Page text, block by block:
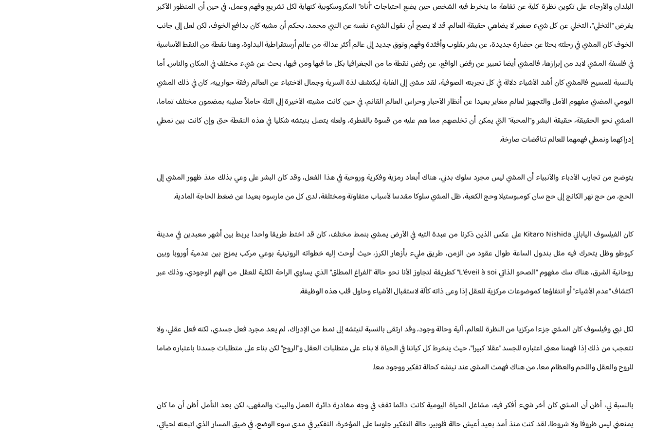
البلدان والأرجاء على تكوين نظرة كلية عن تفاهة ما ينخرط فيه الشخص حين يضع احتياجات "أناه" المكروسكوبية كنهاية لكل تشريع وفهم وعمل، في حين أن المنظور الأكبر
يفرض "التخلي"، التخلي عن كل شيء صغير لا يضاهي حقيقة العالم. قد لا يصح أن نقول الشيء نفسه عن النبي محمد، بحكم أن مشيه كان بدافع الخوف، لكن لعل إلى جانب
الخوف كان المشي في رحلته بحثا عن حضارة جديدة، عن بشر بقلوب وأفئدة وفهم وتوق جديد إلى عالم أكثر عدالة من عالم أرستقراطية البداوة، وهنا نقطة من النقط الأساسية
في فلسفة المشي لابد من إبرازها، فالمشي أيضا تعبير عن رفض الواقع، عن رفض نقطة ما من الجغرافيا بكل ما فيها ومن فيها، بحث عن شيء مختلف في المكان والناس. أما
بالنسبة للمسيح فالمشي كان أشد الأشياء دلالة في كل تجربته الصوفية، لقد مشى إلى الغابة ليكتشف لذة السرية وجمال الاختباء عن العالم رفقة حوارييه، كان في ذلك المشي
اليومي المضني مفهوم الأمل والتجهيز لعالم مغاير بعيدا عن أنظار الأحبار وحراس العالم القائم، في حين كانت مشيته الأخيرة إلى التلة حاملاً صليبه بمضمون مختلف تماما،
المشي نحو الحقيقة، حقيقة البشر و"المحبة" التي يمكن أن تخلصهم مما هم عليه من قسوة بالفطرة، ولعله يتصل بنيتشه شكليا في هذه النقطة حتى وإن كانت بين نمطي
إدراكهما ونمطي فهمهما للعالم تناقضات صارخة.
يتوضح من تجارب الأدباء والأنبياء أن المشي ليس مجرد سلوك بدني، هناك أبعاد رمزية وفكرية وروحية في هذا الفعل، وقد كان البشر على وعي بذلك منذ ظهور المشي إلى
الحج، من حج نهر الكانج إلى حج سان كومبوستيلا وحج الكعبة، ظل المشي سلوكا مقدسا لأسباب متفاوتة ومختلفة، لدى كل من مارسوه بعيدا عن ضغط الحاجة المادية.
كان الفيلسوف الياباني Kitaro Nishida على عكس الذين ذكرنا من عبدة التيه في الأرض يمشي بنمط مختلف، كان قد اختط طريقا واحدا يربط بين أشهر معبدين في مدينة
كيوطو وظل يتحرك فيه مثل بندول الساعة طوال عقود من الزمن، طريق مليء بأزهار الكرز، حيث أوحت إليه خطواته الروتينية بوعي مركب يمزج بين عدمية أوروبا وبين
روحانية الشرق، هناك سك مفهوم "الصحو الذاتي L'éveil à soi" كطريقة لتجاوز الأنا نحو حالة "الفراغ المطلق" الذي يساوي الراحة الكلية للعقل من الهم الوجودي، وذلك عبر
اكتشاف "عدم الأشياء" أو انتفاؤها كموضوعات مركزية للعقل إذا وعى ذاته كآلة لاستقبال الأشياء وحاول قلب هذه الوظيفة.
لكل نبي وفيلسوف كان المشي جزءا مركزيا من النظرة للعالم، آلية وحالة وجود، وقد ارتقى بالنسبة لنيتشه إلى نمط من الإدراك، لم يعد مجرد فعل جسدي، لكنه فعل عقلي، ولا
نتعجب من ذلك إذا فهمنا معنى اعتباره للجسد "عقلا كبيرا"، حيث ينخرط كل كياننا في الحياة لا بناء على متطلبات العقل و"الروح" لكن بناء على متطلبات جسدنا باعتباره ضاما
للروح والعقل واللحم والعظام معا، من هناك فهمت المشي عند نيتشه كحالة تفكير ووجود معا.
بالنسبة لي، أظن أن المشي كان آخر شيء أفكر فيه، مشاغل الحياة اليومية كانت دائما تقف في وجه مغادرة دائرة العمل والبيت والمقهى، لكن بعد التأمل أظن أن ما كان
يمنعني ليس ظروفا ولا شروطا، لقد كنت منذ أمد بعيد أعيش حالة فلوبير، حالة التفكير جلوسا على المؤخرة، التفكير في مدى سوء الوضع، في ضيق المسار الذي اتبعته لحياتي،